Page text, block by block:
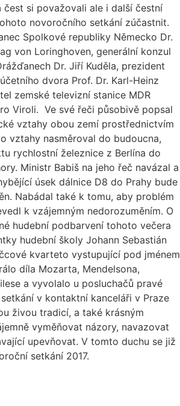
čest si považovali ale i další čestní
novoročního setkání zúčastnit.
Spolkové republiky Německo Dr.
von Loringhoven, generální konzul
Dr. Jiří Kuděla, prezident
dvora Prof. Dr. Karl-Heinz
zemské televizní stanice MDR
Viroli. Ve své řeči působivě popsal
vztahy obou zemí prostřednictvím
vztahy nasměroval do budoucna,
rychlostní železnice z Berlína do
Ministr Babiš na jeho řeč navázal a
úsek dálnice D8 do Prahy bude
Nabádal také k tomu, aby problém
k vzájemným nedorozuměním. O
hudební podbarvení tohoto večera
hudební školy Johann Sebastián
kvarteto vystupující pod jménem
díla Mozarta, Mendelsona,
a vyvolalo u posluchačů pravé
v kontaktní kanceláři v Praze
živou tradicí, a také krásným
vyměňovat názory, navazovat
upevňovat. V tomto duchu se již
setkání 2017.